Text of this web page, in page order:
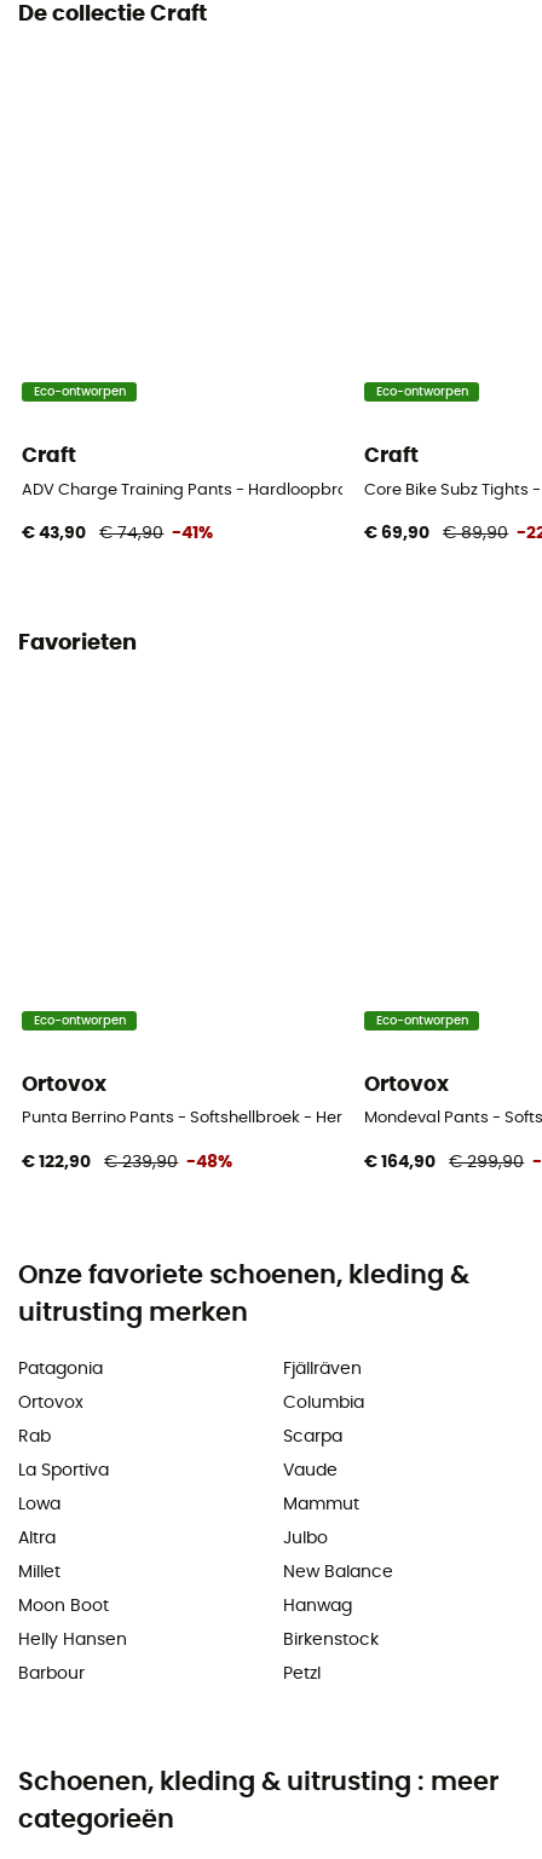
De collectie Craft
Eco-ontworpen
Craft
ADV Charge Training Pants - Hardloopbroek - Heren
€ 43,90 € 74,90 -41%
Eco-ontworpen
Craft
Core Bike Subz Tights
€ 69,90 € 89,90 -
Favorieten
Eco-ontworpen
Ortovox
Punta Berrino Pants - Softshellbroek - Heren
€ 122,90 € 239,90 -48%
Eco-ontworpen
Ortovox
Mondeval Pants -
€ 164,90 € 299,90 -
Onze favoriete schoenen, kleding &
uitrusting merken
Patagonia
Ortovox
Rab
La Sportiva
Lowa
Altra
Millet
Moon Boot
Helly Hansen
Barbour
Fjällräven
Columbia
Scarpa
Vaude
Mammut
Julbo
New Balance
Hanwag
Birkenstock
Petzl
Schoenen, kleding & uitrusting : meer
categorieën